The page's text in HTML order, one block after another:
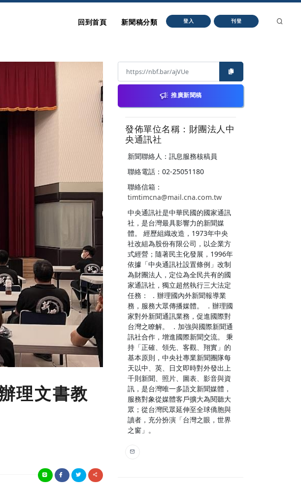
回到首頁 新聞稿分類 登入 刊登
理文書教
推廣新聞稿
發佈單位名稱：財團法人中
央通訊社
新聞聯絡人：訊息服務核稿員
聯絡電話：02-25051180
聯絡信箱：
timtimcna@mail.cna.com.tw
中央通訊社是中華民國的國家通訊
社，是台灣最具影響力的新聞媒
體。 經歷組織改造，1973年中央
社改組為股份有限公司，以企業方
式經營；隨著民主化發展，1996年
依據「中央通訊社設置條例」改制
為財團法人，定位為全民共有的國
家通訊社，獨立超然執行三大法定
任務： ．辦理國內外新聞報導業
務，服務大眾傳播媒體。 ．辦理國
家對外新聞通訊業務，促進國際對
台灣之瞭解。 ．加強與國際新聞通
訊社合作，增進國際新聞交流。 秉
持「正確、領先、客觀、翔實」的
基本原則，中央社專業新聞團隊每
天以中、英、日文即時對外發出上
千則新聞、照片、圖表、影音與資
訊，是台灣唯一多語文新聞媒體，
服務對象從媒體客戶擴大為閱聽大
眾；從台灣民眾延伸至全球僑胞與
讀者，充分扮演「台灣之眼，世界
之窗」。